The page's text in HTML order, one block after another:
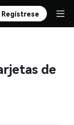
Regístrese
de